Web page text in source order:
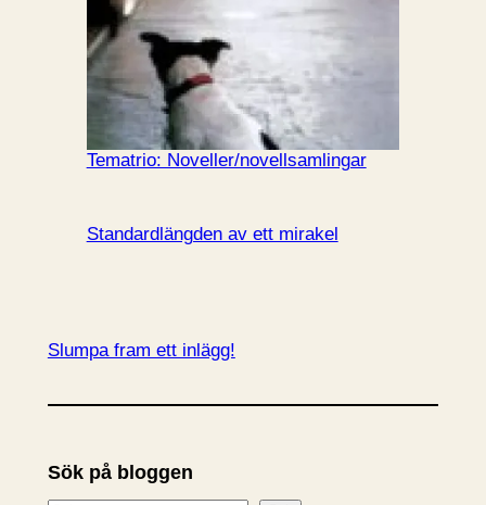
Tematrio: Noveller/novellsamlingar
Standardlängden av ett mirakel
Slumpa fram ett inlägg!
Sök på bloggen